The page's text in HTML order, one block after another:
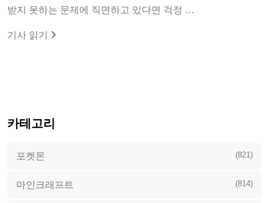
받지 못하는 문제에 직면하고 있다면 걱정 …
기사 읽기
카테고리
포켓몬 (821)
마인크래프트 (814)